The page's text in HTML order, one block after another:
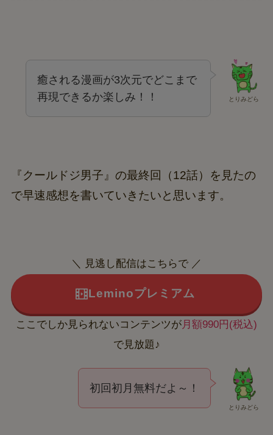
とりみどら
癒される漫画が3次元でどこまで
再現できるか楽しみ！！
『クールドジ男子』の最終回（12話）を見たの
で早速感想を書いていきたいと思います。
＼ 見逃し配信はこちらで ／
Leminoプレミアム
ここでしか見られないコンテンツが月額990円(税込)
で見放題♪
とりみどら
初回初月無料だよ～！